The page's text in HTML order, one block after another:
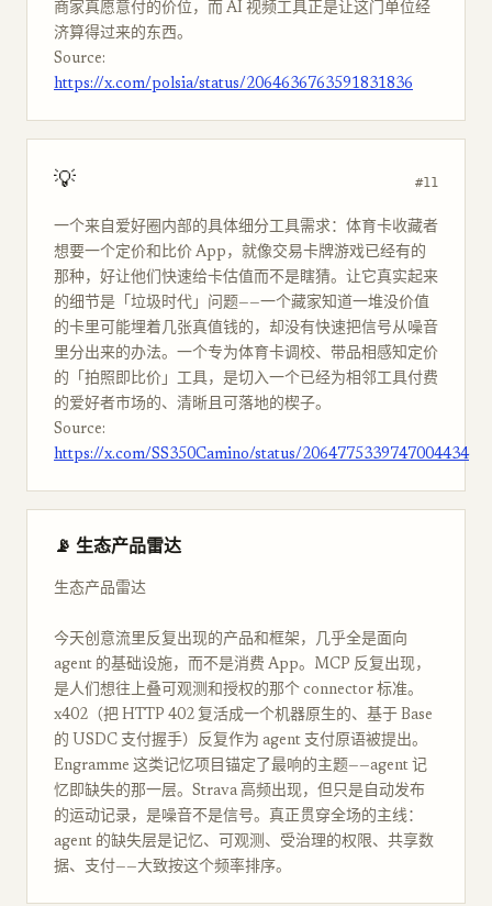
商家真愿意付的价位，而 AI 视频工具正是让这门单位经
济算得过来的东西。
Source:
https://x.com/polsia/status/2064636763591831836
💡 #11
一个来自爱好圈内部的具体细分工具需求：体育卡收藏者
想要一个定价和比价 App，就像交易卡牌游戏已经有的
那种，好让他们快速给卡估值而不是瞎猜。让它真实起来
的细节是「垃圾时代」问题——一个藏家知道一堆没价值
的卡里可能埋着几张真值钱的，却没有快速把信号从噪音
里分出来的办法。一个专为体育卡调校、带品相感知定价
的「拍照即比价」工具，是切入一个已经为相邻工具付费
的爱好者市场的、清晰且可落地的楔子。
Source:
https://x.com/SS350Camino/status/2064775339747004434
📡 生态产品雷达
生态产品雷达
今天创意流里反复出现的产品和框架，几乎全是面向
agent 的基础设施，而不是消费 App。MCP 反复出现，
是人们想往上叠可观测和授权的那个 connector 标准。
x402（把 HTTP 402 复活成一个机器原生的、基于 Base
的 USDC 支付握手）反复作为 agent 支付原语被提出。
Engramme 这类记忆项目锚定了最响的主题——agent 记
忆即缺失的那一层。Strava 高频出现，但只是自动发布
的运动记录，是噪音不是信号。真正贯穿全场的主线：
agent 的缺失层是记忆、可观测、受治理的权限、共享数
据、支付——大致按这个频率排序。